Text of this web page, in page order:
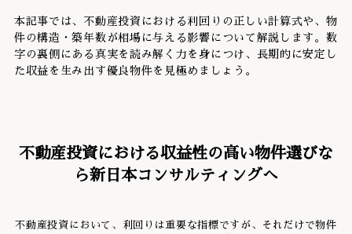
本記事では、不動産投資における利回りの正しい計算式や、物
件の構造・築年数が相場に与える影響について解説します。数
字の裏側にある真実を読み解く力を身につけ、長期的に安定し
た収益を生み出す優良物件を見極めましょう。
不動産投資における収益性の高い物件選びな
ら新日本コンサルティングへ
不動産投資において、利回りは重要な指標ですが、それだけで物件